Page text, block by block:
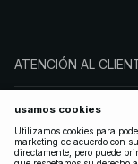
ATENCIÓN AL
SOBRE NA-KD
SÍGUENOS